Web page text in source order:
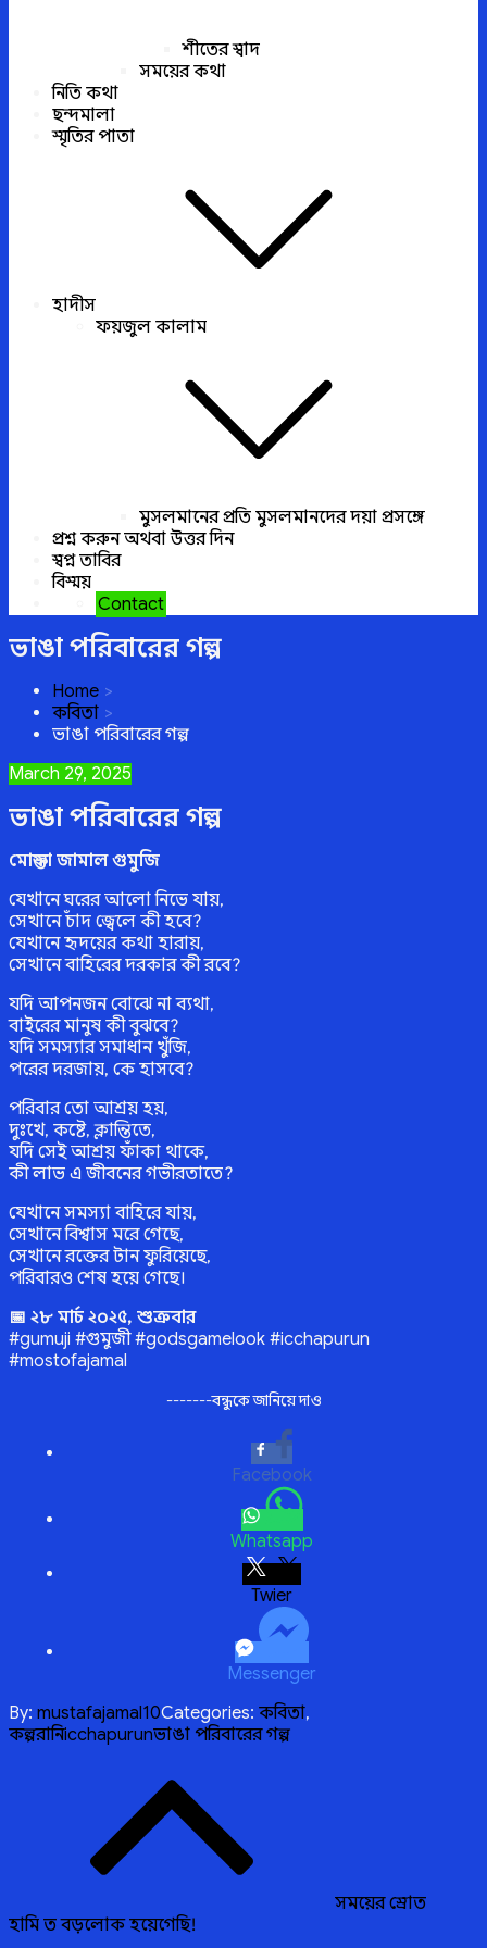
শীতের স্বাদ
সময়ের কথা
নিতি কথা
ছন্দমালা
স্মৃতির পাতা
হাদীস
ফয়জুল কালাম
মুসলমানের প্রতি মুসলমানদের দয়া প্রসঙ্গে
প্রশ্ন করুন অথবা উত্তর দিন
স্বপ্ন তাবির
বিস্ময়
Contact
ভাঙা পরিবারের গল্প
Home
কবিতা
ভাঙা পরিবারের গল্প
Posted
March 29, 2025
ভাঙা পরিবারের গল্প
মোস্তফা জামাল গুমুজি
যেখানে ঘরের আলো নিভে যায়,
সেখানে চাঁদ জ্বেলে কী হবে?
যেখানে হৃদয়ের কথা হারায়,
সেখানে বাহিরের দরকার কী রবে?
যদি আপনজন বোঝে না ব্যথা,
বাইরের মানুষ কী বুঝবে?
যদি সমস্যার সমাধান খুঁজি,
পরের দরজায়, কে হাসবে?
পরিবার তো আশ্রয় হয়,
দুঃখে, কষ্টে, ক্লান্তিতে,
যদি সেই আশ্রয় ফাঁকা থাকে,
কী লাভ এ জীবনের গভীরতাতে?
যেখানে সমস্যা বাহিরে যায়,
সেখানে বিশ্বাস মরে গেছে,
সেখানে রক্তের টান ফুরিয়েছে,
পরিবারও শেষ হয়ে গেছে।
📅 ২৮ মার্চ ২০২৫, শুক্রবার
#gumuji #গুমুজী #godsgamelook #icchapurun
#mostofajamal
-------বন্ধুকে জানিয়ে দাও
Facebook
Whatsapp
Twitter
Messenger
By: mustafajamal10Categories: কবিতা,
কল্পরানিicchapurunভাঙা পরিবারের গল্প
সময়ের স্রোত
হামি ত বড়লোক হয়েগেছি!